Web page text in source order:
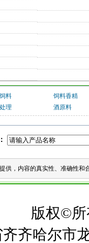
料
饲料香精
理 酒原料
供，内容的真实性、准确性
版权©
齐哈尔市